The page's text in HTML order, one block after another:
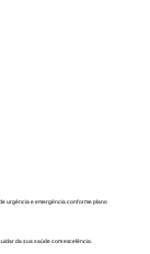
urgência e emergência conforme plano
da sua saúde com excelência.